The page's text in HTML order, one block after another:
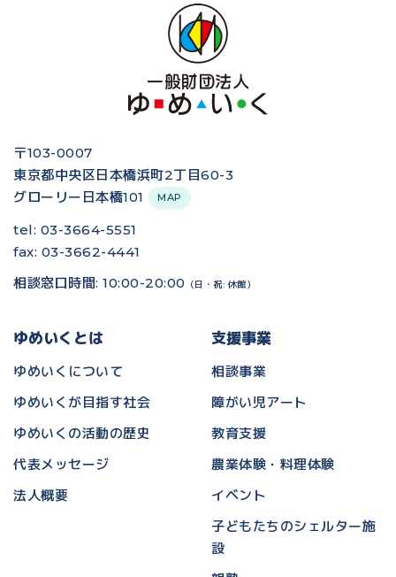
〒103-0007
東京都中央区日本橋浜町2丁目60-3
グローリー日本橋101
MAP
tel: 03-3664-5551
fax: 03-3662-4441
相談窓口時間: 10:00-20:00
（日・祝: 休館）
ゆめいくとは
ゆめいくについて
ゆめいくが目指す社会
ゆめいくの活動の歴史
代表メッセージ
法人概要
支援事業
相談事業
障がい児アート
教育支援
農業体験・料理体験
イベント
子どもたちのシェルター施
設